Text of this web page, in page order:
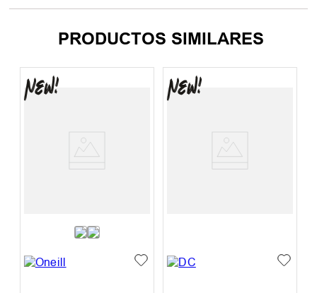
PRODUCTOS SIMILARES